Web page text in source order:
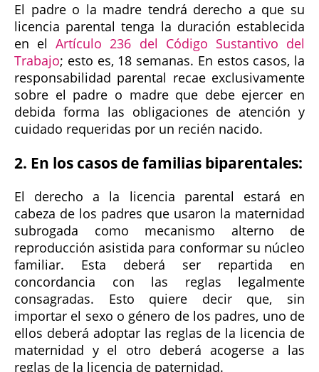
El padre o la madre tendrá derecho a que su
licencia parental tenga la duración establecida
en elArtículo 236 del Código Sustantivo del
Trabajo; esto es, 18 semanas. En estos casos, la
responsabilidad parental recae exclusivamente
sobre el padre o madre que debe ejercer en
debida forma las obligaciones de atención y
cuidado requeridas por un recién nacido.
2. En los casos de familias biparentales:
El derecho a la licencia parental estará en
cabeza de los padres que usaron la maternidad
subrogada como mecanismo alterno de
reproducción asistida para conformar su núcleo
familiar. Esta deberá ser repartida en
concordancia con las reglas legalmente
consagradas. Esto quiere decir que, sin
importar el sexo o género de los padres, uno de
ellos deberá adoptar las reglas de la licencia de
maternidad y el otro deberá acogerse a las
reglas de la licencia de paternidad.